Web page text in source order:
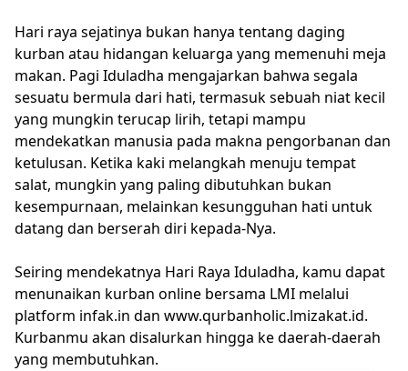
Hari raya sejatinya bukan hanya tentang daging
kurban atau hidangan keluarga yang memenuhi meja
makan. Pagi Iduladha mengajarkan bahwa segala
sesuatu bermula dari hati, termasuk sebuah niat kecil
yang mungkin terucap lirih, tetapi mampu
mendekatkan manusia pada makna pengorbanan dan
ketulusan. Ketika kaki melangkah menuju tempat
salat, mungkin yang paling dibutuhkan bukan
kesempurnaan, melainkan kesungguhan hati untuk
datang dan berserah diri kepada-Nya.
Seiring mendekatnya Hari Raya Iduladha, kamu dapat
menunaikan kurban online bersama LMI melalui
platform infak.in dan www.qurbanholic.lmizakat.id.
Kurbanmu akan disalurkan hingga ke daerah-daerah
yang membutuhkan.